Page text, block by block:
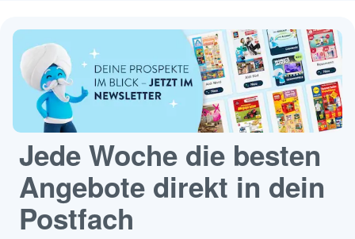
Jede Woche die besten
Angebote direkt in dein
Postfach